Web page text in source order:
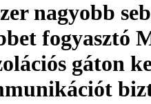
nagyobb
fogyasztó
gáton